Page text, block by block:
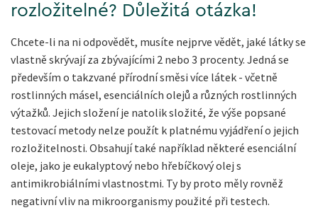
rozložitelné? Důležitá otázka!
Chcete-li na ni odpovědět, musíte nejprve vědět, jaké látky se
vlastně skrývají za zbývajícími 2 nebo 3 procenty. Jedná se
především o takzvané přírodní směsi více látek - včetně
rostlinných másel, esenciálních olejů a různých rostlinných
výtažků. Jejich složení je natolik složité, že výše popsané
testovací metody nelze použít k platnému vyjádření o jejich
rozložitelnosti. Obsahují také například některé esenciální
oleje, jako je eukalyptový nebo hřebíčkový olej s
antimikrobiálními vlastnostmi. Ty by proto měly rovněž
negativní vliv na mikroorganismy použité při testech.